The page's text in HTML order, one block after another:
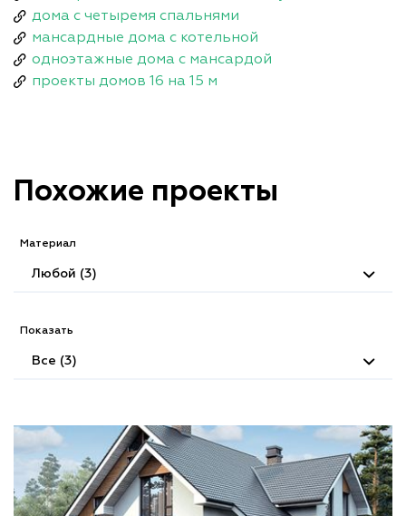
дома с четыремя спальнями
мансардные дома с котельной
одноэтажные дома с мансардой
проекты домов 16 на 15 м
Похожие проекты
Материал
Любой (3)
Показать
Все (3)